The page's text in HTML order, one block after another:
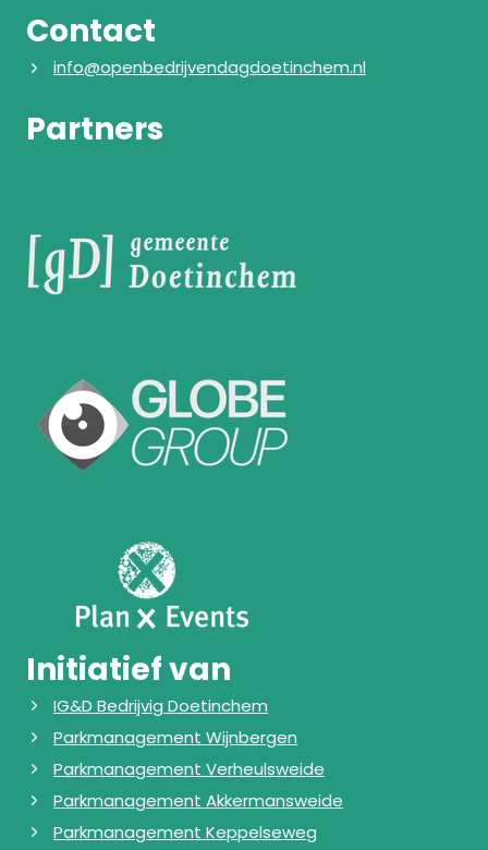
Contact
info@openbedrijvendagdoetinchem.nl
Partners
Initiatief van
IG&D Bedrijvig Doetinchem
Parkmanagement Wijnbergen
Parkmanagement Verheulsweide
Parkmanagement Akkermansweide
Parkmanagement Keppelseweg